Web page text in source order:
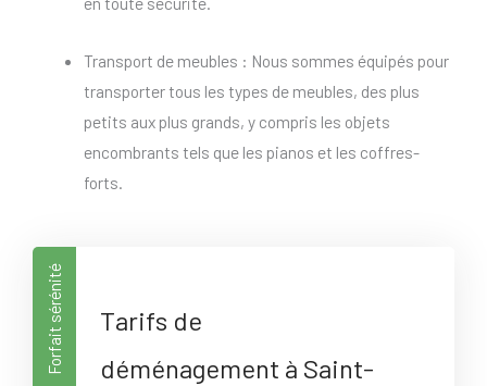
Transport de meubles : Nous sommes équipés pour
transporter tous les types de meubles, des plus
petits aux plus grands, y compris les objets
encombrants tels que les pianos et les coffres-
forts.
Forfait sérénité
Tarifs de
déménagement à Saint-